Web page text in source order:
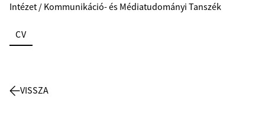
Intézet / Kommunikáció- és Médiatudományi Tanszék
CV
VISSZA